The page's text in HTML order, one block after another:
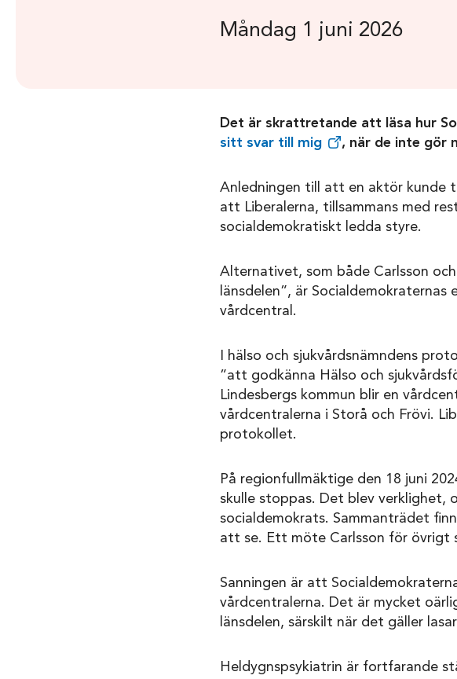
Måndag 1 juni 2026
Det är skrattretande att läsa hur
sitt svar till mig
, när de inte gör
Anledningen till att en aktör kunde
att Liberalerna, tillsammans med
socialdemokratiskt ledda styre.
Alternativet, som både Carlsson
länsdelen”, är
vårdcentral.
I hälso och sjukvårdsnämndens
”att godkänna Hälso och
Lindesbergs kommun blir en
vårdcentralerna i Storå och Frövi.
protokollet.
På regionfullmäktige den 18 juni
skulle stoppas. Det blev verklighet,
socialdemokrats. Sammanträdet
att se. Ett möte Carlsson för övrigt
Sanningen är att
vårdcentralerna. Det är mycket
länsdelen, särskilt när det gäller
Heldygnspsykiatrin är fortfarande